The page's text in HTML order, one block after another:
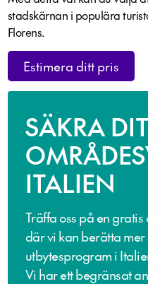
stadskärnan i populära
Florens.
Estimera ditt pris
SÄKRA
ITALIEN
Träffa oss på en
där vi kan berätta
utbytesprogram i
Vi har ett begränsat